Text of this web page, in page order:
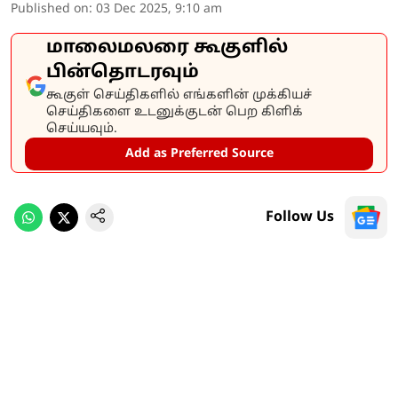
Published on: 03 Dec 2025, 9:10 am
மாலைமலரை கூகுளில்
பின்தொடரவும்
கூகுள் செய்திகளில் எங்களின் முக்கியச்
செய்திகளை உடனுக்குடன் பெற கிளிக்
செய்யவும்.
Add as Preferred Source
Follow Us